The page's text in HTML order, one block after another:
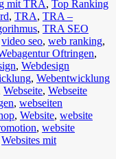
mit TRA, Top Ranking
, TRA, TRA –
, TRA SEO
video seo, web ranking,
Oftringen,
, Webdesign
, Webentwicklung
Webseite, Webseite
, webseiten
, Website, website
, website
Websites mit